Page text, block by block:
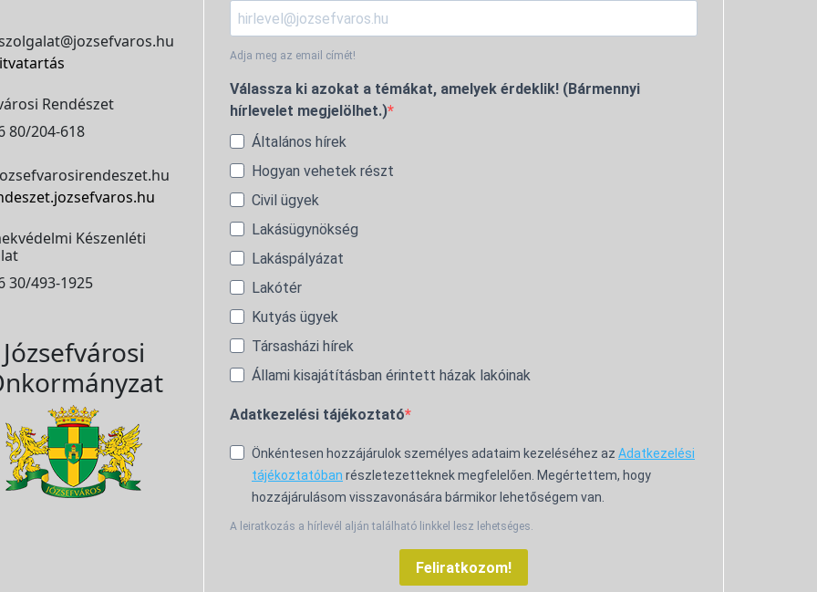
Rendészet
80/204-618
Készenléti
30/493-1925
Józsefvárosi
Adja meg az email címét!
Válassza ki azokat a témákat, amelyek érdeklik! (Bármennyi
hírlevelet megjelölhet.)
Általános hírek
Hogyan vehetek részt
Civil ügyek
Lakásügynökség
Lakáspályázat
Lakótér
Kutyás ügyek
Társasházi hírek
Állami kisajátításban érintett házak lakóinak
Adatkezelési tájékoztató
Önkéntesen hozzájárulok személyes adataim kezeléséhez az Adatkezelési
tájékoztatóban részletezetteknek megfelelően. Megértettem, hogy
hozzájárulásom visszavonására bármikor lehetőségem van.
A leiratkozás a hírlevél alján található linkkel lesz lehetséges.
Feliratkozom!